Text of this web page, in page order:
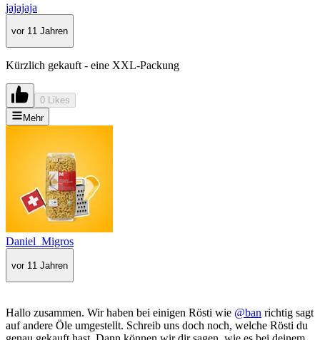
jajajaja
vor 11 Jahren
Kürzlich gekauft - eine XXL-Packung
0 Likes
Mehr
Daniel_Migros
vor 11 Jahren
Hallo zusammen. Wir haben bei einigen Rösti wie @ban richtig sagt
auf andere Öle umgestellt. Schreib uns doch noch, welche Rösti du